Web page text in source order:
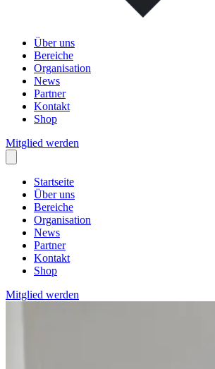
Über uns
Bereiche
Organisation
News
Partner
Kontakt
Shop
Mitglied werden
Startseite
Über uns
Bereiche
Organisation
News
Partner
Kontakt
Shop
Mitglied werden